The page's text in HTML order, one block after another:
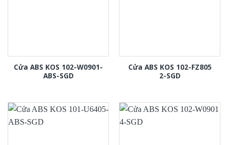
Cửa ABS KOS 102-W0901-
ABS-SGD
Cửa ABS KOS 102-FZ805
2-SGD